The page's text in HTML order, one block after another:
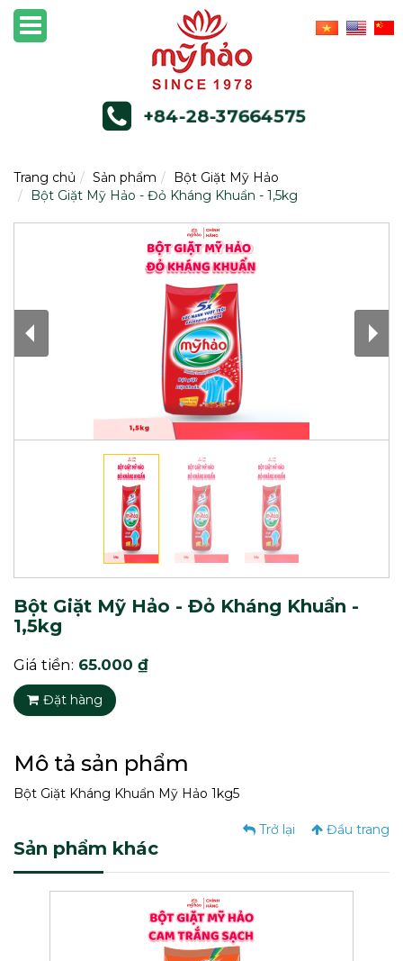
+84-28-37664575
Trang chủ Sản phẩm
Bột Giặt Mỹ Hảo
Bột Giặt Mỹ Hảo - Đỏ Kháng Khuẩn - 1,5kg
Bột Giặt Mỹ Hảo - Đỏ Kháng Khuẩn -
1,5kg
Giá tiền: 65.000 ₫
Đặt hàng
Mô tả sản phẩm
Bột Giặt Kháng Khuẩn Mỹ Hảo 1kg5
Trở lại Đầu trang
Sản phẩm khác
Nước Giặt Mỹ Hảo Đậm Đặc
2X